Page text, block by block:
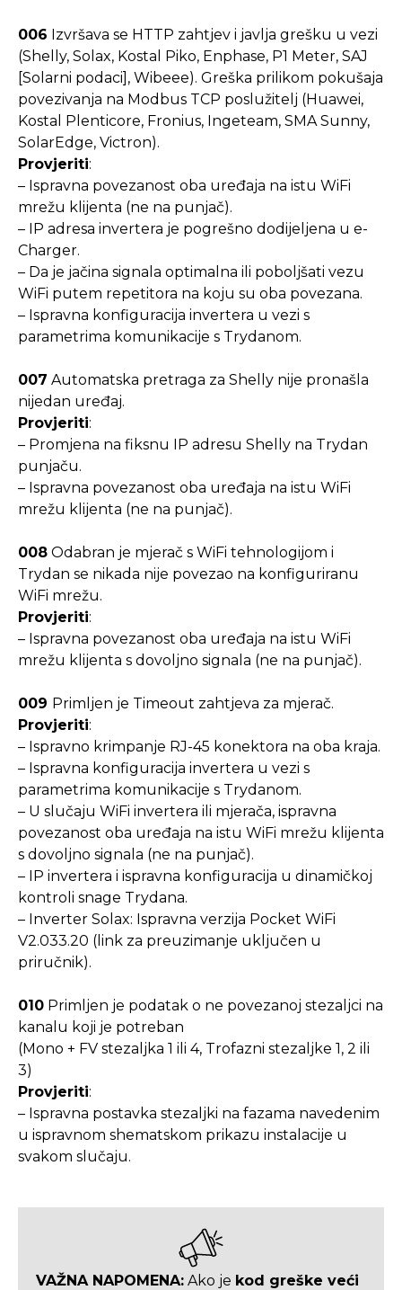
006 Izvršava se HTTP zahtjev i javlja grešku u vezi
(Shelly, Solax, Kostal Piko, Enphase, P1 Meter, SAJ
[Solarni podaci], Wibeee). Greška prilikom pokušaja
povezivanja na Modbus TCP poslužitelj (Huawei,
Kostal Plenticore, Fronius, Ingeteam, SMA Sunny,
SolarEdge, Victron).
Provjeriti:
– Ispravna povezanost oba uređaja na istu WiFi
mrežu klijenta (ne na punjač).
– IP adresa invertera je pogrešno dodijeljena u e-
Charger.
– Da je jačina signala optimalna ili poboljšati vezu
WiFi putem repetitora na koju su oba povezana.
– Ispravna konfiguracija invertera u vezi s
parametrima komunikacije s Trydanom.
007 Automatska pretraga za Shelly nije pronašla
nijedan uređaj.
Provjeriti:
– Promjena na fiksnu IP adresu Shelly na Trydan
punjaču.
– Ispravna povezanost oba uređaja na istu WiFi
mrežu klijenta (ne na punjač).
008 Odabran je mjerač s WiFi tehnologijom i
Trydan se nikada nije povezao na konfiguriranu
WiFi mrežu.
Provjeriti:
– Ispravna povezanost oba uređaja na istu WiFi
mrežu klijenta s dovoljno signala (ne na punjač).
009 Primljen je Timeout zahtjeva za mjerač.
Provjeriti:
– Ispravno krimpanje RJ-45 konektora na oba kraja.
– Ispravna konfiguracija invertera u vezi s
parametrima komunikacije s Trydanom.
– U slučaju WiFi invertera ili mjerača, ispravna
povezanost oba uređaja na istu WiFi mrežu klijenta
s dovoljno signala (ne na punjač).
– IP invertera i ispravna konfiguracija u dinamičkoj
kontroli snage Trydana.
– Inverter Solax: Ispravna verzija Pocket WiFi
V2.033.20 (link za preuzimanje uključen u
priručnik).
010 Primljen je podatak o ne povezanoj stezaljci na
kanalu koji je potreban
(Mono + FV stezaljka 1 ili 4, Trofazni stezaljke 1, 2 ili
3)
Provjeriti:
– Ispravna postavka stezaljki na fazama navedenim
u ispravnom shematskom prikazu instalacije u
svakom slučaju.
VAŽNA NAPOMENA: Ako je kod greške veći